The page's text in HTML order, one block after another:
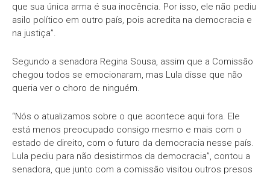
que sua única arma é sua inocência. Por isso, ele não pediu
asilo político em outro país, pois acredita na democracia e
na justiça”.
Segundo a senadora Regina Sousa, assim que a Comissão
chegou todos se emocionaram, mas Lula disse que não
queria ver o choro de ninguém.
“Nós o atualizamos sobre o que acontece aqui fora. Ele
está menos preocupado consigo mesmo e mais com o
estado de direito, com o futuro da democracia nesse país.
Lula pediu para não desistirmos da democracia”, contou a
senadora, que junto com a comissão visitou outros presos